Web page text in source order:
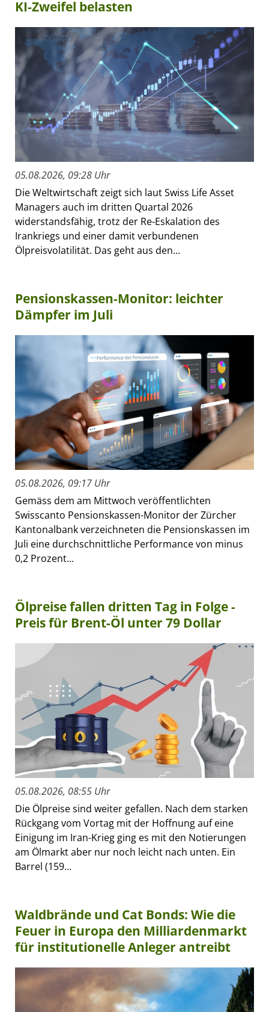
KI-Zweifel belasten
05.08.2026, 09:28 Uhr
Die Weltwirtschaft zeigt sich laut Swiss Life Asset
Managers auch im dritten Quartal 2026
widerstandsfähig, trotz der Re-Eskalation des
Irankriegs und einer damit verbundenen
Ölpreisvolatilität. Das geht aus den...
Pensionskassen-Monitor: leichter
Dämpfer im Juli
05.08.2026, 09:17 Uhr
Gemäss dem am Mittwoch veröffentlichten
Swisscanto Pensionskassen-Monitor der Zürcher
Kantonalbank verzeichneten die Pensionskassen im
Juli eine durchschnittliche Performance von minus
0,2 Prozent...
Ölpreise fallen dritten Tag in Folge -
Preis für Brent-Öl unter 79 Dollar
05.08.2026, 08:55 Uhr
Die Ölpreise sind weiter gefallen. Nach dem starken
Rückgang vom Vortag mit der Hoffnung auf eine
Einigung im Iran-Krieg ging es mit den Notierungen
am Ölmarkt aber nur noch leicht nach unten. Ein
Barrel (159...
Waldbrände und Cat Bonds: Wie die
Feuer in Europa den Milliardenmarkt
für institutionelle Anleger antreibt